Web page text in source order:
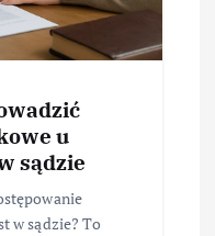
u
sądzie
w sądzie? To